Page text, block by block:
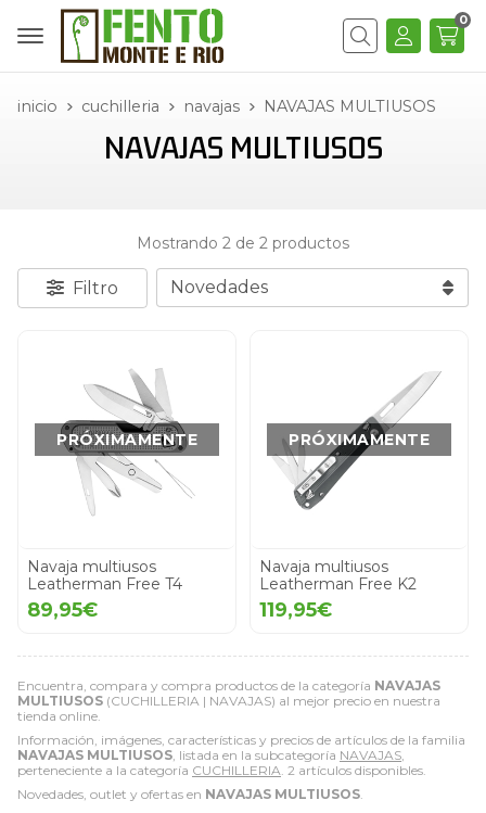
Buscar
0
inicio cuchilleria navajas NAVAJAS MULTIUSOS
NAVAJAS MULTIUSOS
Encuentra, compara y compra productos de la categoría NAVAJAS
MULTIUSOS (CUCHILLERIA | NAVAJAS) al mejor precio en nuestra
tienda online.
Información, imágenes, características y precios de artículos de la familia
NAVAJAS MULTIUSOS , listada en la subcategoría NAVAJAS
perteneciente a la categoría CUCHILLERIA . 2 artículos disponibles.
Novedades, outlet y ofertas en NAVAJAS MULTIUSOS
Mostrando 2 de 2 productos
Filtro
PRÓXIMAMENTE
Navaja multiusos
Leatherman Free T4
89,95€
PRÓXIMAMENTE
Navaja multiusos
Leatherman Free K2
119,95€